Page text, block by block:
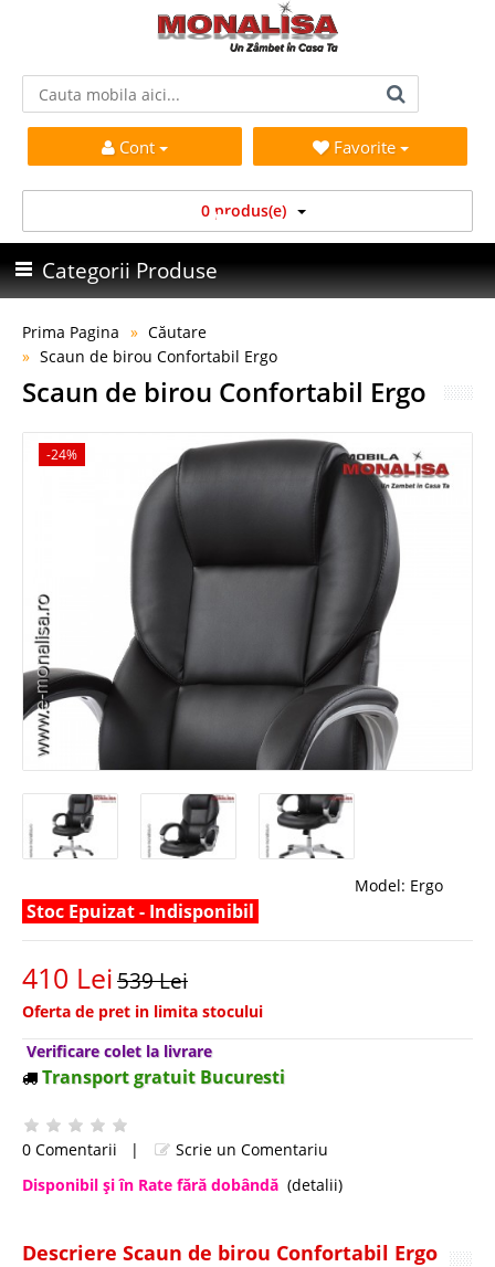
Cont Favorite
0 produs(e)
Categorii Produse
Prima Pagina
Căutare
Scaun de birou Confortabil Ergo
Scaun de birou Confortabil Ergo
-24%
Model: Ergo
Stoc Epuizat - Indisponibil
410 Lei539 Lei
Oferta de pret in limita stocului
Verificare colet la livrare
Transport gratuit Bucuresti
0 Comentarii |
Scrie un Comentariu
Disponibil şi în Rate fără dobândă (detalii)
Descriere Scaun de birou Confortabil Ergo